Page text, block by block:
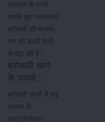
स्वास्थ्य के प्रति
सतर्क युवा जनसंख्या
ब्रोकली की बाजारू
मांग को काफी तेजी
से बढ़ा रही है।
ब्रोकली सब्जी में कई
प्रकार के
फाइटोकेमिकल